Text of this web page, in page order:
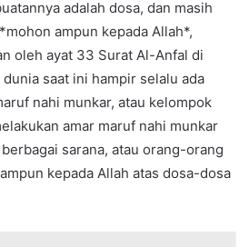
adalah dosa, dan masih
ampun kepada Allah*,
oleh ayat 33 Surat Al-Anfal di
saat ini hampir selalu ada
nahi munkar, atau kelompok
amar maruf nahi munkar
sarana, atau orang-orang
kepada Allah atas dosa-dosa